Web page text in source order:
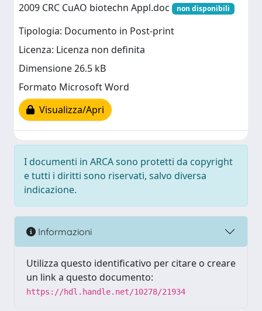
2009 CRC CuAO biotechn Appl.doc
non disponibili
Tipologia: Documento in Post-print
Licenza: Licenza non definita
Dimensione 26.5 kB
Formato Microsoft Word
Visualizza/Apri
I documenti in ARCA sono protetti da copyright
e tutti i diritti sono riservati, salvo diversa
indicazione.
Informazioni
Utilizza questo identificativo per citare o creare
un link a questo documento:
https://hdl.handle.net/10278/21934